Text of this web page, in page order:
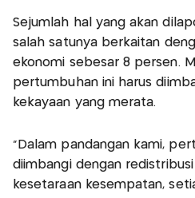
Sejumlah hal yang akan
salah satunya berkaitan
ekonomi sebesar 8 persen.
pertumbuhan ini harus
kekayaan yang merata.
“Dalam pandangan kami,
diimbangi dengan
kesetaraan kesempatan,